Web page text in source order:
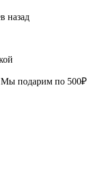
назад
Мы подарим по 500₽